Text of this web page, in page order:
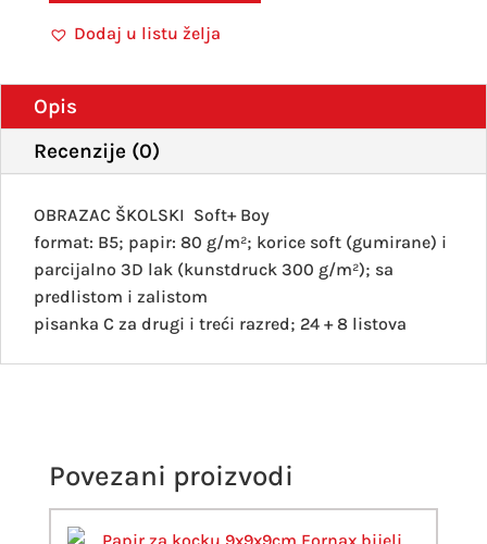
Dodaj u listu želja
Opis
Recenzije (0)
OBRAZAC ŠKOLSKI Soft+ Boy
format: B5; papir: 80 g/m²; korice soft (gumirane) i
parcijalno 3D lak (kunstdruck 300 g/m²); sa
predlistom i zalistom
pisanka C za drugi i treći razred; 24 + 8 listova
Povezani proizvodi